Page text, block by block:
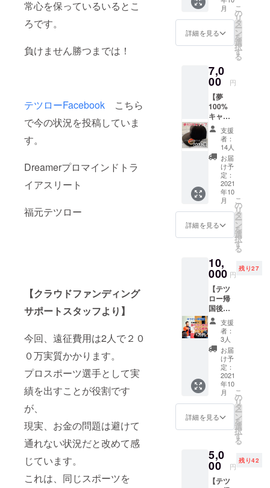
常心を保っているいるとこ
ろです。
負けません勝つまでは！
テツローFacebook こちら
で今の状況を投稿していま
す。
Dreamerプロマインドトラ
イアスリート
福元テツロー
【クラウドファンディング
サポートスタッフより】
今回、遠征費用は2人で２０
０万実質かかります。
プロスポーツ選手として実
績を出すことが役割です
が、
現実、お金の問題は避けて
通れない状況だと改めて感
じています。
これは、同じスポーツを
手権（エイ
ンズタウン
（ニュー
ジーラン
ド） ２９
位
2005ホノル
ル（アメリ
カ） １３
2006ローザ
ンヌ（スイ
ス） ５位
2007ハンブ
ルグ（ドイ
2008バン
クーバー
ダ） ６位
（悪天候に
よりデュア
スロンに変
2009ゴール
ドコースト
（オースト
ラリア）
DNF（パン
2014エドモ
ントン（カ
のメッ
セージ
を身近
にお持
くだ
さった
へテツ
ローか
らお礼
のメッ
セージ
動画を
お送り
しま
す。
ルの夢
100%T
シャ
ツ。 日
方が着
用しマ
インド
発信し
ていた
だいて
いる力
みなぎ
るTシャ
ツで
す。 ご
本人よ
り周り
の方が
力をも
らうと
言われ
スリー
トも着
くだ
さって
いる人
気のT
シャツ
です。
トレー
ニング
にもお
すすめ
です！
【サイ
ズにつ
いて】
ズ、Lサ
イズを
お選び
くださ
月
詳細を見る
こ
の
リ
タ
ー
ン
を
選
択
す
る
7,0
00 円
【夢
100%
キャッ
プ&テツ
ローお
礼メッ
セージ
動画】
テツ
ローオ
リジナ
ルの夢
100%英
語バー
ジョン
プ。 マ
ラソ
ン、
レー
ス、試
験や検
定、大
切なこ
とを決
めると
きの場
面に、
「あき
らめな
ければ
夢
100%」
にお持
ちくだ
支援
支援
者：
14人
お届
け予
定：
2021
年10
月
詳細を見る
こ
の
リ
タ
ー
ン
を
選
択
す
る
10,
000 円
残り27
【テツ
ロー帰
国後、
報告会
に参加
できる
権利】
2021
世界選
手権
(ワール
ドチャ
ンピオ
ンシッ
プ) 開催
メリカ
合衆国
ユタ州
セント
支援
者：
3人
お届
け予
定：
2021
年10
月
詳細を見る
こ
の
リ
タ
ー
ン
を
選
択
す
る
5,0
00 円
残り42
【テツ